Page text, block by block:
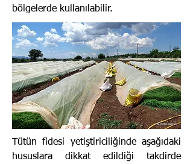
bölgelerde kullanılabilir.
Tütün fidesi yetiştiriciliğinde aşağıdaki
hususlara dikkat edildiği takdirde